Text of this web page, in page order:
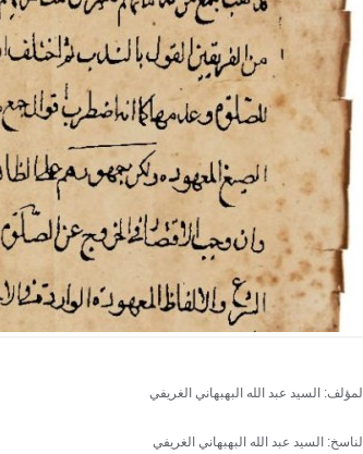
المؤلف: السيد عبد الله البهبهاني الغريفي
الناسخ: السيد عبد الله البهبهاني الغريفي